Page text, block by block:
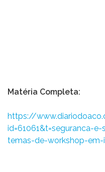
Matéria Completa:
https://
id=61061&t=seguranca-
temas-de-workshop-em-